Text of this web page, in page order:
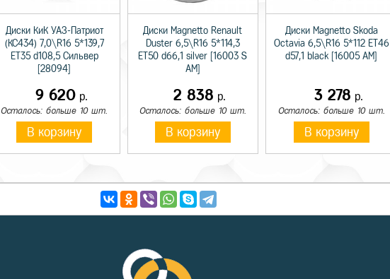
Диски КиК УАЗ-Патриот
(КС434) 7,0\R16 5*139,7
ET35 d108,5 Сильвер
[28094]
9 620р.
Осталось: больше 10 шт.
В корзину
Диски Magnetto Renault
Duster 6,5\R16 5*114,3
ET50 d66,1 silver [16003 S
AM]
2 838 р.
Осталось: больше 10 шт.
В корзину
Диски Magnetto Skoda
Octavia 6,5\R16 5*112 ET46
d57,1 black [16005 AM]
3 278 р.
Осталось: больше 10 шт.
В корзину